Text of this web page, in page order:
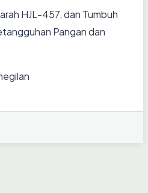
HJL-457, dan Tumbuh
Pangan dan